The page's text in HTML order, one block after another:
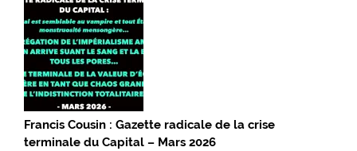
Francis Cousin : Gazette radicale de la crise
terminale du Capital – Mars 2026